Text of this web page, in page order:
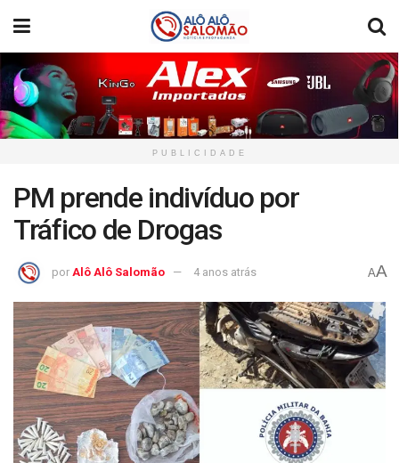
PUBLICIDADE
PM prende indivíduo por
Tráfico de Drogas
por Alô Alô Salomão 4 anos atrás AA